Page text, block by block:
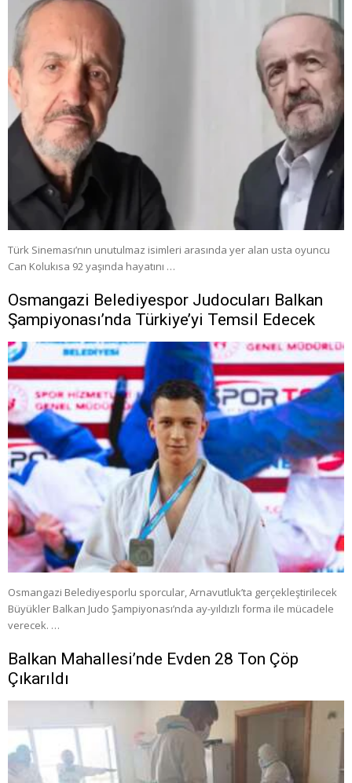
Türk Sineması’nın unutulmaz isimleri arasında yer alan usta oyuncu
Can Kolukısa 92 yaşında hayatını …
Osmangazi Belediyespor Judocuları Balkan
Şampiyonası’nda Türkiye’yi Temsil Edecek
Osmangazi Belediyesporlu sporcular, Arnavutluk’ta gerçekleştirilecek
Büyükler Balkan Judo Şampiyonası’nda ay-yıldızlı forma ile mücadele
verecek. …
Balkan Mahallesi’nde Evden 28 Ton Çöp
Çıkarıldı